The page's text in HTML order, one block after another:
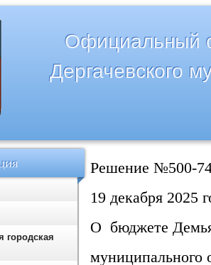
Официальный
Дергачевского
Решение №500-
19 декабря 2025
О бюджете
муниципального
городская